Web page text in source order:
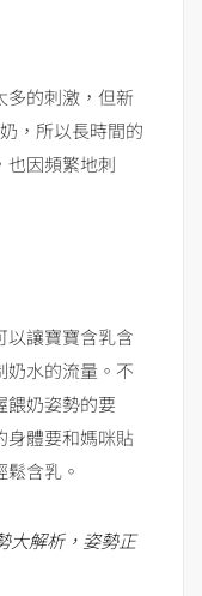
多的刺激，但新
，所以長時間的
也因頻繁地刺
以讓寶寶含乳含
奶水的流量。不
餵奶姿勢的要
身體要和媽咪貼
含乳。
大解析，姿勢正